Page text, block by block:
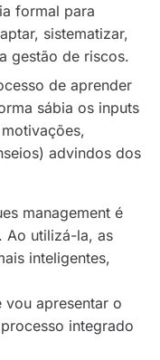
formal para
sistematizar,
gestão de riscos.
de aprender
sábia os inputs
advindos dos
management é
. Ao utilizá-la, as
inteligentes,
vou apresentar o
integrado